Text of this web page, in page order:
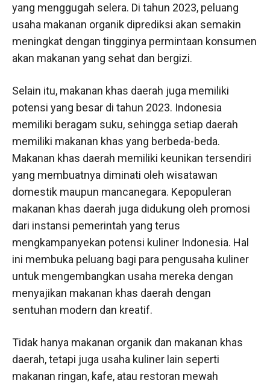
yang menggugah selera. Di tahun 2023, peluang
usaha makanan organik diprediksi akan semakin
meningkat dengan tingginya permintaan konsumen
akan makanan yang sehat dan bergizi.
Selain itu, makanan khas daerah juga memiliki
potensi yang besar di tahun 2023. Indonesia
memiliki beragam suku, sehingga setiap daerah
memiliki makanan khas yang berbeda-beda.
Makanan khas daerah memiliki keunikan tersendiri
yang membuatnya diminati oleh wisatawan
domestik maupun mancanegara. Kepopuleran
makanan khas daerah juga didukung oleh promosi
dari instansi pemerintah yang terus
mengkampanyekan potensi kuliner Indonesia. Hal
ini membuka peluang bagi para pengusaha kuliner
untuk mengembangkan usaha mereka dengan
menyajikan makanan khas daerah dengan
sentuhan modern dan kreatif.
Tidak hanya makanan organik dan makanan khas
daerah, tetapi juga usaha kuliner lain seperti
makanan ringan, kafe, atau restoran mewah